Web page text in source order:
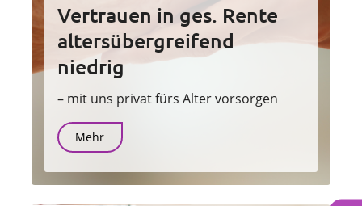
Vertrauen in ges. Rente
altersübergreifend
niedrig
– mit uns privat fürs Alter vorsorgen
Mehr